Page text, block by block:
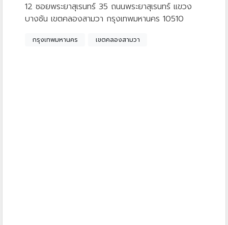
12 ซอยพระยาสุเรนทร์ 35 ถนนพระยาสุเรนทร์ แขวง
บางชัน เขตคลองสามวา กรุงเทพมหานคร 10510
กรุงเทพมหานคร เขตคลองสามวา